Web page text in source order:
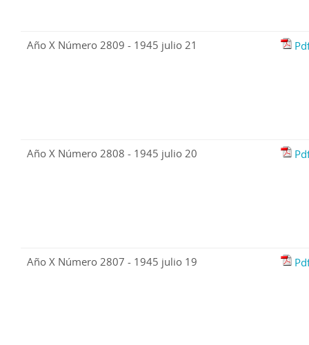
Año X Número 2809 - 1945 julio 21
Año X Número 2808 - 1945 julio 20
Año X Número 2807 - 1945 julio 19